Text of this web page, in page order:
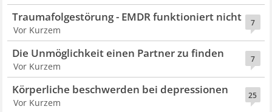
7
Traumafolgestörung - EMDR funktioniert nicht
Vor Kurzem
7
Die Unmöglichkeit einen Partner zu finden
Vor Kurzem
25
Körperliche beschwerden bei depressionen
Vor Kurzem